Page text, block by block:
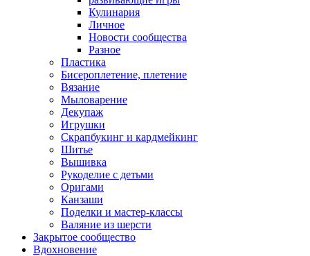
Кулинария
Личное
Новости сообщества
Разное
Пластика
Бисероплетение, плетение
Вязание
Мыловарение
Декупаж
Игрушки
Скрапбукинг и кардмейкинг
Шитье
Вышивка
Рукоделие с детьми
Оригами
Канзаши
Поделки и мастер-классы
Валяние из шерсти
Закрытое сообщество
Вдохновение